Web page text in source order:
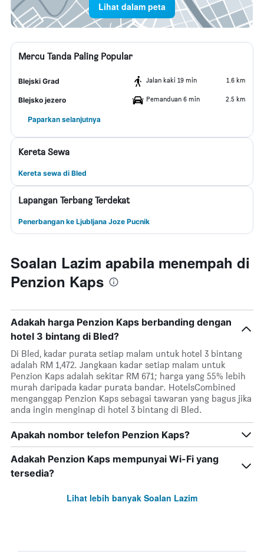
Lihat dalam peta
Mercu Tanda Paling Popular
Blejski Grad Jalan kaki 19 min 1.6 km
Blejsko jezero Pemanduan 6 min 2.5 km
Paparkan selanjutnya
Kereta Sewa
Kereta sewa di Bled
Lapangan Terbang Terdekat
Penerbangan ke Ljubljana Joze Pucnik
Soalan Lazim apabila menempah di
Penzion Kaps
Adakah harga Penzion Kaps berbanding dengan
hotel 3 bintang di Bled?
Di Bled, kadar purata setiap malam untuk hotel 3 bintang
adalah RM 1,472. Jangkaan kadar setiap malam untuk
Penzion Kaps adalah sekitar RM 671; harga yang 55% lebih
murah daripada kadar purata bandar. HotelsCombined
menganggap Penzion Kaps sebagai tawaran yang bagus jika
anda ingin menginap di hotel 3 bintang di Bled.
Apakah nombor telefon Penzion Kaps?
Adakah Penzion Kaps mempunyai Wi-Fi yang
tersedia?
Lihat lebih banyak Soalan Lazim